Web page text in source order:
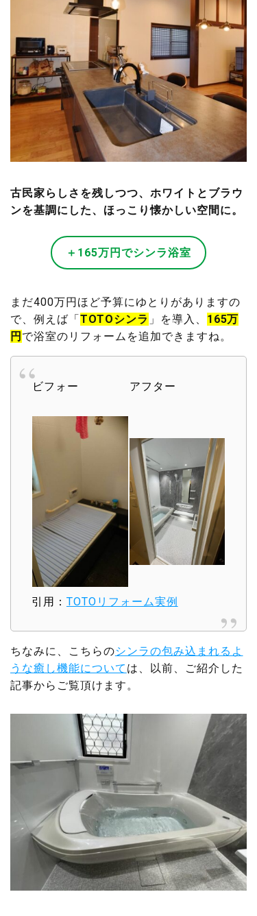
古民家らしさを残しつつ、ホワイトとブラウ
ンを基調にした、ほっこり懐かしい空間に。
＋165万円でシンラ浴室
まだ400万円ほど予算にゆとりがありますの
で、例えば「TOTOシンラ 」を導入、 165万
円 で浴室のリフォームを追加できますね。
ビフォー アフター
引用： TOTOリフォーム実例
ちなみに、こちらのシンラの包み込まれるよ
うな癒し機能について は、以前、ご紹介した
記事からご覧頂けます。